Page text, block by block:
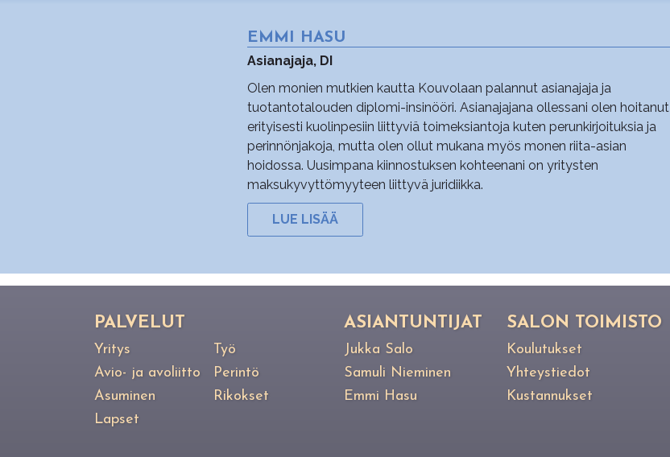
EMMI HASU
Asianajaja, DI
Olen monien mutkien kautta Kouvolaan palannut asianajaja ja
tuotantotalouden diplomi-insinööri. Asianajajana ollessani olen hoitanut
erityisesti kuolinpesiin liittyviä toimeksiantoja kuten perunkirjoituksia ja
perinnönjakoja, mutta olen ollut mukana myös monen riita-asian
hoidossa. Uusimpana kiinnostuksen kohteenani on yritysten
maksukyvyttömyyteen liittyvä juridiikka.
LUE LISÄÄ
PAL­VE­LUT
Yritys
Avio- ja avoliitto
Asuminen
Lapset
Työ
Perintö
Rikokset
ASIANTUNTIJAT
Jukka Salo
Samuli Nieminen
Emmi Hasu
SALON TOIMISTO
Koulutukset
Yhteystiedot
Kustannukset